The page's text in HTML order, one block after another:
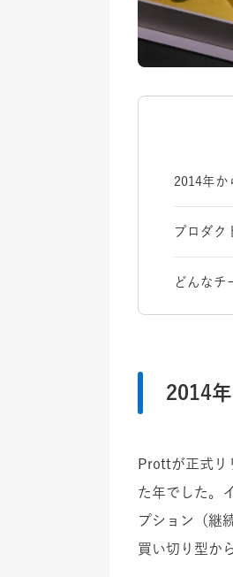
2014年か
プロダク
どんなチ
2014
Prottが正式リ
た年でした。
プション（継
買い切り型か